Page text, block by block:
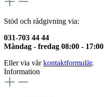
Stöd och rådgivning via:
031-703 44 44
Måndag - fredag 08:00 - 17:00
Eller via vårkontaktformulär.
Information